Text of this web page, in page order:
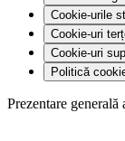
Cookie-urile
Cookie-uri
Cookie-uri
Politică
Prezentare